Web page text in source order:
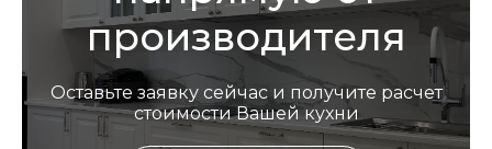
производителя
Оставьте заявку сейчас и получите расчет
стоимости Вашей кухни